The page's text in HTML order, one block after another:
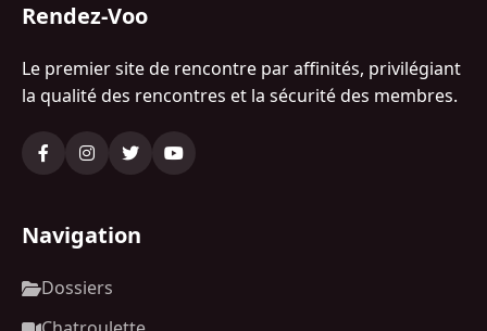
Rendez-Voo
Le premier site de rencontre par affinités, privilégiant
la qualité des rencontres et la sécurité des membres.
Navigation
Dossiers